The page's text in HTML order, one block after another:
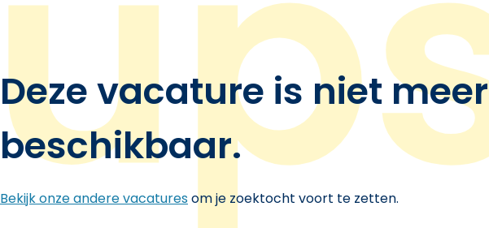
Deze vacature is niet meer
beschikbaar.
Bekijk onze andere vacaturesom je zoektocht voort te zetten.